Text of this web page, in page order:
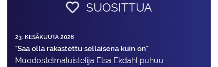
SUOSITTUA
23. KESÄKUUTA 2026
"Saa olla rakastettu sellaisena kuin on"
Muodostelma­luistelija Elsa Ekdahl puhuu